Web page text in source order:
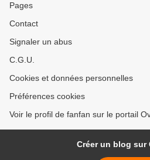
Pages
Contact
Signaler un abus
C.G.U.
Cookies et données personnelles
Préférences cookies
Voir le profil de fanfan sur le portail
Créer un blog sur